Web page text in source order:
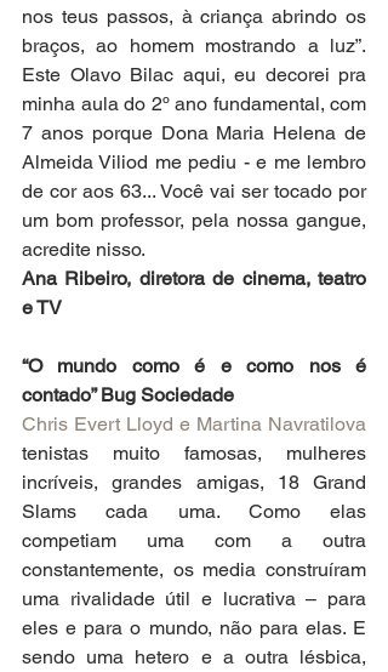
nos teus passos, à criança abrindo os
braços, ao homem mostrando a luz”.
Este Olavo Bilac aqui, eu decorei pra
minha aula do 2º ano fundamental, com
7 anos porque Dona Maria Helena de
Almeida Viliod me pediu - e me lembro
de cor aos 63... Você vai ser tocado por
um bom professor, pela nossa gangue,
acredite nisso.
Ana Ribeiro, diretora de cinema, teatro
e TV
“O mundo como é e como nos é
contado” Bug Sociedade
Chris Evert Lloyd e Martina Navratilova
tenistas muito famosas, mulheres
incríveis, grandes amigas, 18 Grand
Slams cada uma. Como elas
competiam uma com a outra
constantemente, os media construíram
uma rivalidade útil e lucrativa – para
eles e para o mundo, não para elas. E
sendo uma hetero e a outra lésbica,